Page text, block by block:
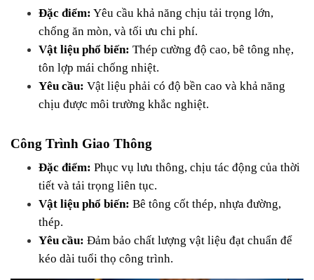
Đặc điểm: Yêu cầu khả năng chịu tải trọng lớn,
chống ăn mòn, và tối ưu chi phí.
Vật liệu phổ biến: Thép cường độ cao, bê tông nhẹ,
tôn lợp mái chống nhiệt.
Yêu cầu: Vật liệu phải có độ bền cao và khả năng
chịu được môi trường khắc nghiệt.
Công Trình Giao Thông
Đặc điểm: Phục vụ lưu thông, chịu tác động của thời
tiết và tải trọng liên tục.
Vật liệu phổ biến: Bê tông cốt thép, nhựa đường,
thép.
Yêu cầu: Đảm bảo chất lượng vật liệu đạt chuẩn để
kéo dài tuổi thọ công trình.